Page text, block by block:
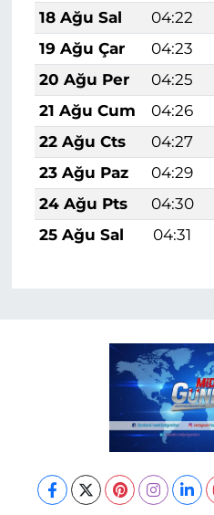
18 Ağu Sal 04:22
19 Ağu Çar
04:23
20 Ağu Per
04:25
21 Ağu Cum
04:26
22 Ağu Cts
04:27
23 Ağu Paz
04:29
24 Ağu Pts
04:30
25 Ağu Sal
04:31